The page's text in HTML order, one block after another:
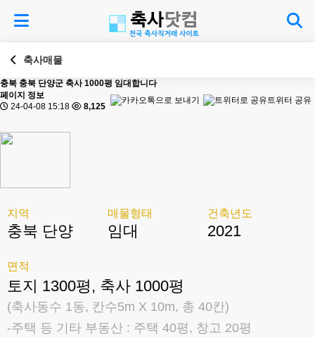
축사매물
충북 충북 단양군 축사 1000평 임대합니다
페이지 정보
24-04-08 15:18
8,125
트위터 공유
지역
충북 단양
매물형태
임대
건축년도
2021
면적
토지 1300평, 축사 1000평
(축사동수 1동, 칸수5m X 10m, 총 40칸)
-주택 등 기타 부동산 : 주택 40평, 창고 20평